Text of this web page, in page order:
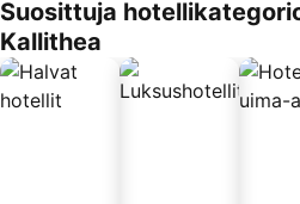
Suosittuja
Kallithea